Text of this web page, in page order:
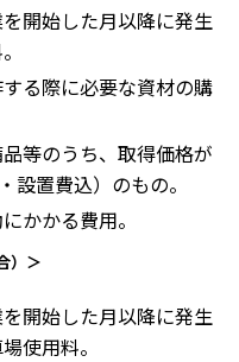
開始した月以降に発生
る際に必要な資材の購
等のうち、取得価格が
設置費込）のもの。
かかる費用。
）＞
開始した月以降に発生
使用料。